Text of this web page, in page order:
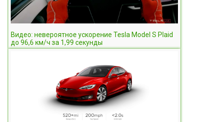
Видео: невероятное ускорение Tesla Model S Plaid
до 96,6 км/ч за 1,99 секунды